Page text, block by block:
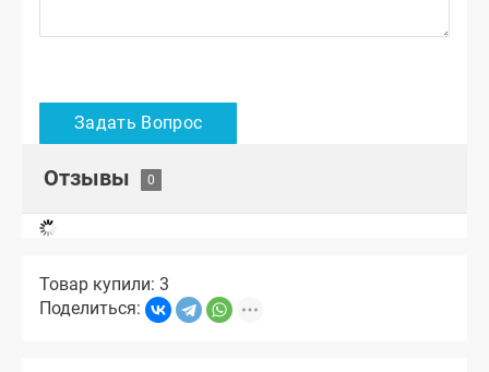
Отзывы
Товар купили: 3
Поделиться: